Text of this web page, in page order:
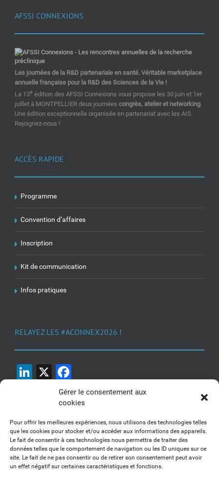
Gérer le consentement aux
cookies
Pour offrir les meilleures expériences, nous utilisons des technologies telles
que les cookies pour stocker et/ou accéder aux informations des appareils.
Le fait de consentir à ces technologies nous permettra de traiter des
données telles que le comportement de navigation ou les ID uniques sur ce
site. Le fait de ne pas consentir ou de retirer son consentement peut avoir
un effet négatif sur certaines caractéristiques et fonctions.
AFSSI CONNEXIONS
Les journées de la R&D partenariale en santé. Véritable marketplace
annuelle française pour la R&D des Sciences de la Vie !
La 13e édition des AFSSI Connexions vous propose les 30 juin et 1er
juillet à MONTPELLIER deux journées congrès, atelier et networking.
Une édition exceptionnelle organisée en partenariat avec les AIS.
Rejoignez-nous !
ACCÈS RAPIDE
Programme
Convention d’affaires
Inscription
Kit de communication
Infos pratiques
RELAYEZ LES #ACONNEX2026 !
LinkedIn
X
1, 2, 3... Buzzez !
Découvrez nos kits communication